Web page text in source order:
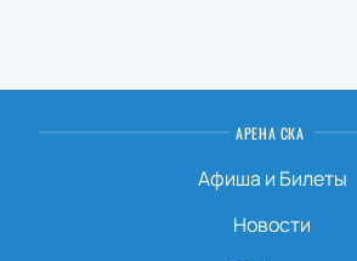
АРЕНА СКА
Афиша и Билеты
Новости